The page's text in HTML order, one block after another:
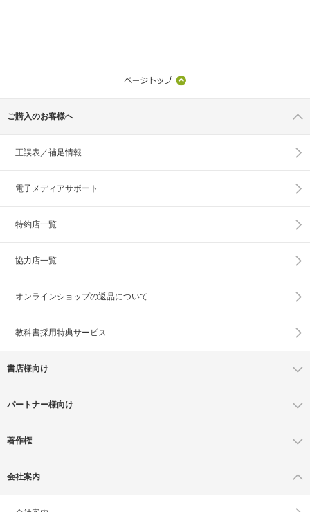
ご購入のお客様へ
正誤表／補足情報
電子メディアサポート
特約店一覧
協力店一覧
オンラインショップの返品について
教科書採用特典サービス
書店様向け
パートナー様向け
著作権
会社案内